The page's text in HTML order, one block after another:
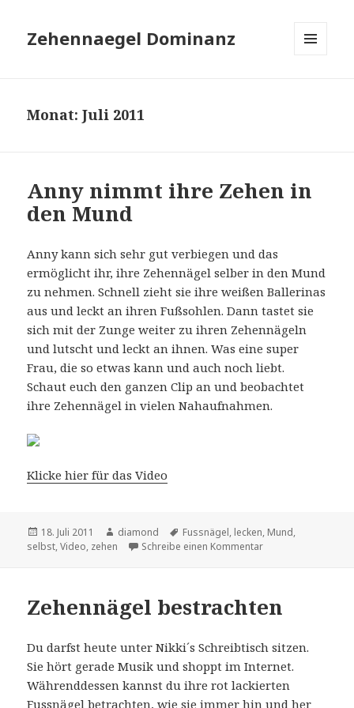
Zehennaegel Dominanz
Monat:Juli 2011
Anny nimmt ihre Zehen in
den Mund
Anny kann sich sehr gut verbiegen und das
ermöglicht ihr, ihre Zehennägel selber in den Mund
zu nehmen. Schnell zieht sie ihre weißen Ballerinas
aus und leckt an ihren Fußsohlen. Dann tastet sie
sich mit der Zunge weiter zu ihren Zehennägeln
und lutscht und leckt an ihnen. Was eine super
Frau, die so etwas kann und auch noch liebt.
Schaut euch den ganzen Clip an und beobachtet
ihre Zehennägel in vielen Nahaufnahmen.
Klicke hier für das Video
Veröffentlicht
am
18. Juli 2011 Autor
diamond Schlagwörter
Fussnägel, lecken, Mund,
selbst,Video, zehen Schreibe einen Kommentarzu Anny nimmt ihre
Zehennägel bestrachten
Du darfst heute unter Nikki´s Schreibtisch sitzen.
Sie hört gerade Musik und shoppt im Internet.
Währenddessen kannst du ihre rot lackierten
Fussnägel betrachten, wie sie immer hin und her